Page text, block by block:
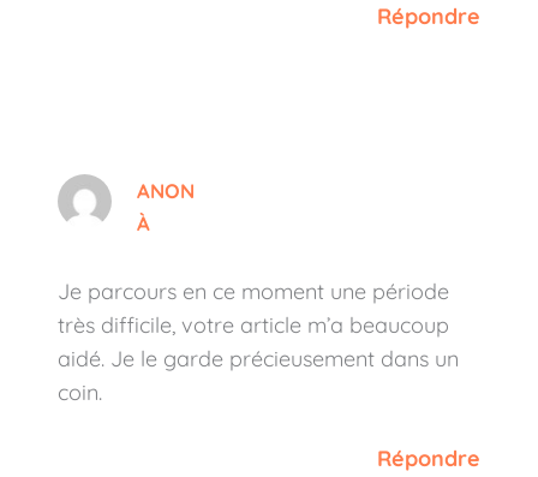
Répondre
ANON
À
Je parcours en ce moment une période
très difficile, votre article m’a beaucoup
aidé. Je le garde précieusement dans un
coin.
Répondre